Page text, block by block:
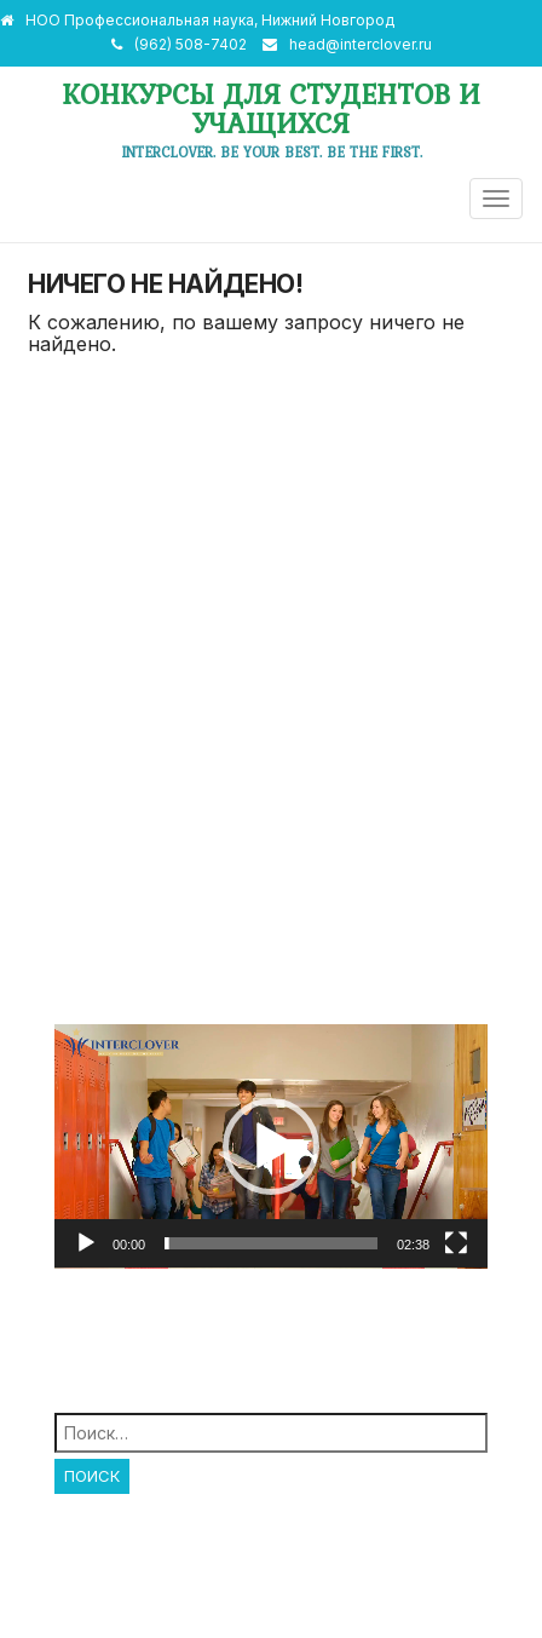
НОО Профессиональная наука, Нижний Новгород
(962) 508-7402
head@interclover.ru
КОНКУРСЫ ДЛЯ СТУДЕНТОВ И
УЧАЩИХСЯ
INTERCLOVER. BE YOUR BEST. BE THE FIRST.
НИЧЕГО НЕ НАЙДЕНО!
К сожалению, по вашему запросу ничего не
найдено.
Видеоплеер
00:00 02:38
Найти: